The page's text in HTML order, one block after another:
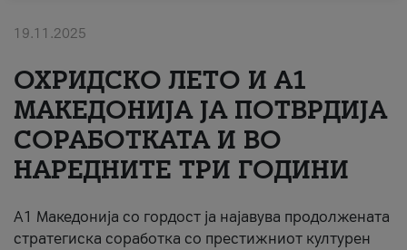
#ПодобарОнлајн
19.11.2025
ОХРИДСКО ЛЕТО И A1
МАКЕДОНИЈА ЈА ПОТВРДИЈА
СОРАБОТКАТА И ВО
НАРЕДНИТЕ ТРИ ГОДИНИ
A1 Македонија со гордост ја најавува продолжената
стратегиска соработка со престижниот културен